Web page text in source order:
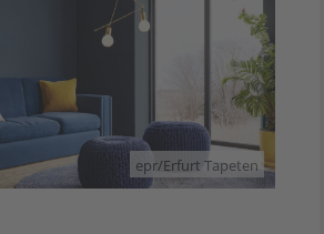
epr/Erfurt Tapeten